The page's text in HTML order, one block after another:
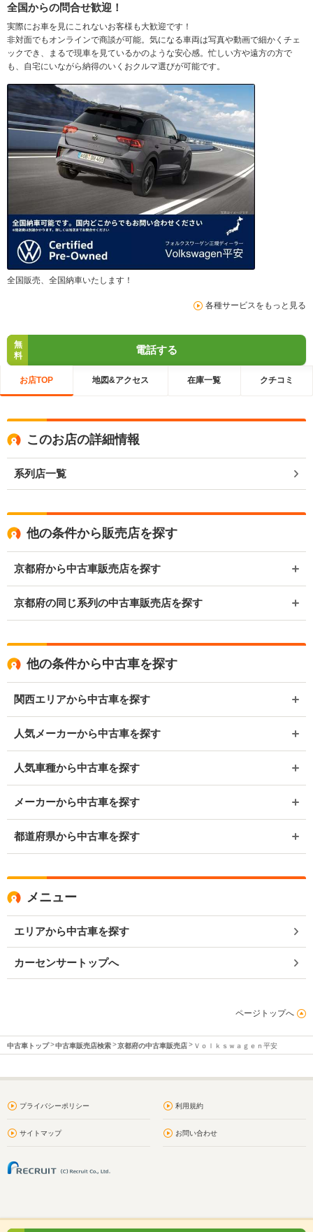
全国からの問合せ歓迎！
実際にお車を見にこれないお客様も大歓迎です！
非対面でもオンラインで商談が可能。気になる車両は写真や動画で細かくチェ
ックでき、まるで現車を見ているかのような安心感。忙しい方や遠方の方で
も、自宅にいながら納得のいくおクルマ選びが可能です。
全国販売、全国納車いたします！
各種サービスをもっと見る
無
料
電話する
お店TOP 地図&アクセス 在庫一覧 クチコミ
このお店の詳細情報
系列店一覧
他の条件から販売店を探す
京都府から中古車販売店を探す
京都府の同じ系列の中古車販売店を探す
他の条件から中古車を探す
関西エリアから中古車を探す
人気メーカーから中古車を探す
人気車種から中古車を探す
メーカーから中古車を探す
都道府県から中古車を探す
メニュー
エリアから中古車を探す
カーセンサートップへ
ページトップへ
中古車トップ 中古車販売店検索 京都府の中古車販売店 Ｖｏｌｋｓｗａｇｅｎ平安
プライバシーポリシー 利用規約
サイトマップ お問い合わせ